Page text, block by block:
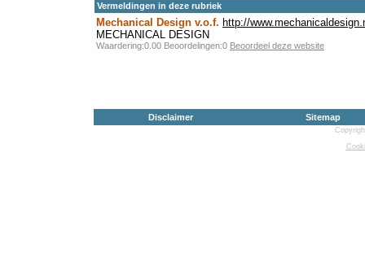
Vermeldingen in deze rubriek
Mechanical Design v.o.f. http://
MECHANICAL DESIGN
Waardering:0.00 Beoordelingen:0 Beoordeel deze website
Disclaimer Sitemap